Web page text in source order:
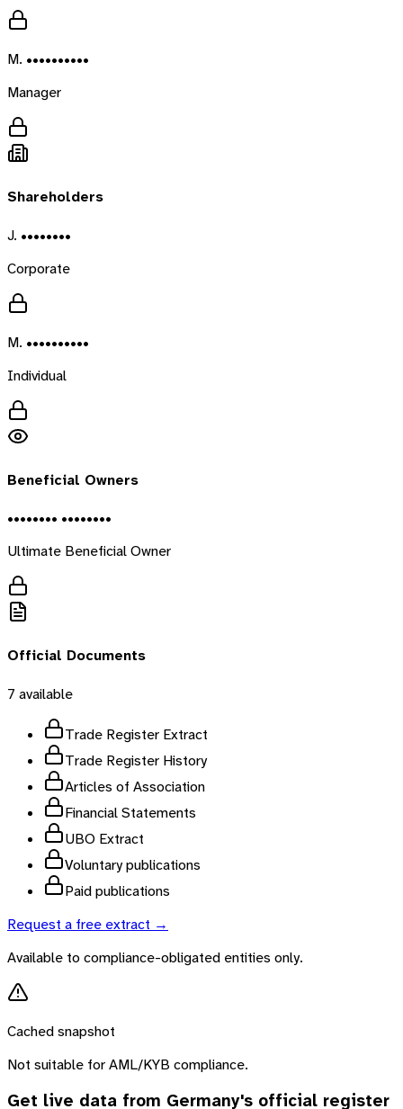
M. ••••••••••
Manager
Shareholders
J. ••••••••
Corporate
M. ••••••••••
Individual
Beneficial Owners
•••••••• ••••••••
Ultimate Beneficial Owner
Official Documents
7 available
Trade Register Extract
Trade Register History
Articles of Association
Financial Statements
UBO Extract
Voluntary publications
Paid publications
Request a free extract →
Available to compliance-obligated entities only.
Cached snapshot
Not suitable for AML/KYB compliance.
Get live data from Germany's official register